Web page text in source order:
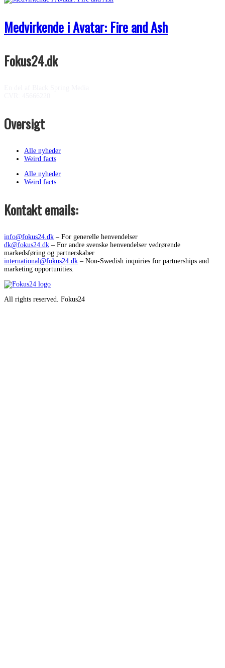
Medvirkende i Avatar: Fire and Ash
Fokus24.dk
Oversigt
Alle nyheder
Weird facts
Alle nyheder
Weird facts
Kontakt emails:
info@fokus24.dk – For generelle henvendelser
dk@fokus24.dk – For andre svenske henvendelser vedrørende
markedsføring og partnerskaber
international@fokus24.dk – Non-Swedish inquiries for partnerships and
marketing opportunities.
All rights reserved. Fokus24